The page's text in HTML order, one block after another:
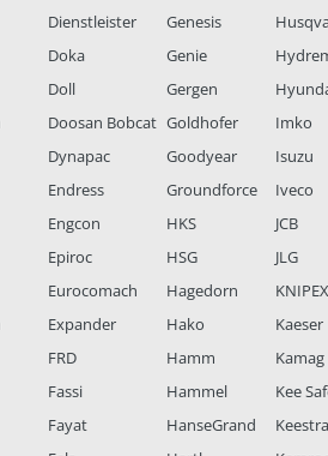
Dienstleister
Doka
Doll
Doosan Bobcat
Dynapac
Endress
Engcon
Epiroc
Eurocomach
Expander
FRD
Fassi
Fayat
Genesis
Genie
Gergen
Goldhofer
Goodyear
Groundforce
HKS
HSG
Hagedorn
Hako
Hamm
Hammel
HanseGrand
Imko
Isuzu
Iveco
JCB
JLG
KNIPEX
Kaeser
Kamag
Kee